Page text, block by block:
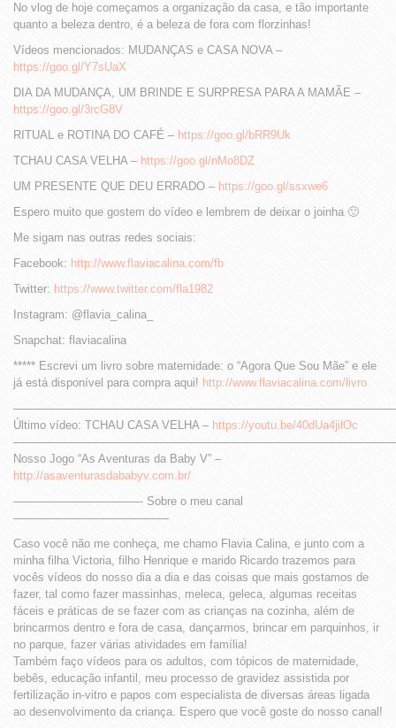
No vlog de hoje começamos a organização da casa, e tão importante
quanto a beleza dentro, é a beleza de fora com florzinhas!
Vídeos mencionados: MUDANÇAS e CASA NOVA –
https://goo.gl/Y7sUaX
DIA DA MUDANÇA, UM BRINDE E SURPRESA PARA A MAMÃE –
https://goo.gl/3rcG8V
RITUAL e ROTINA DO CAFÉ – https://goo.gl/bRR9Uk
TCHAU CASA VELHA – https://goo.gl/nMo8DZ
UM PRESENTE QUE DEU ERRADO – https://goo.gl/ssxwe6
Espero muito que gostem do vídeo e lembrem de deixar o joinha 🙂
Me sigam nas outras redes sociais:
Facebook: http://www.flaviacalina.com/fb
Twitter: https://www.twitter.com/fla1982
Instagram: @flavia_calina_
Snapchat: flaviacalina
***** Escrevi um livro sobre maternidade: o “Agora Que Sou Mãe” e ele
já está disponível para compra aqui! http://www.flaviacalina.com/livro
Último vídeo: TCHAU CASA VELHA – https://youtu.be/40dUa4jilOc
Nosso Jogo “As Aventuras da Baby V” –
http://asaventurasdababyv.com.br/
———————————- Sobre o meu canal
—————————————–
Caso você não me conheça, me chamo Flavia Calina, e junto com a
minha filha Victoria, filho Henrique e marido Ricardo trazemos para
vocês vídeos do nosso dia a dia e das coisas que mais gostamos de
fazer, tal como fazer massinhas, meleca, geleca, algumas receitas
fáceis e práticas de se fazer com as crianças na cozinha, além de
brincarmos dentro e fora de casa, dançarmos, brincar em parquinhos, ir
no parque, fazer várias atividades em família!
Também faço vídeos para os adultos, com tópicos de maternidade,
bebês, educação infantil, meu processo de gravidez assistida por
fertilização in-vitro e papos com especialista de diversas áreas ligada
ao desenvolvimento da criança. Espero que você goste do nosso canal!